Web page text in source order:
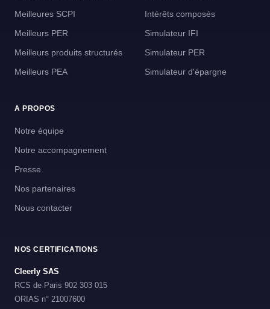
Meilleures SCPI
Meilleurs PER
Meilleurs produits structurés
Meilleurs PEA
Intérêts composés
Simulateur IFI
Simulateur PER
Simulateur d'épargne
A PROPOS
Notre équipe
Notre accompagnement
Presse
Nos partenaires
Nous contacter
NOS CERTIFICATIONS
Cleerly SAS
RCS de Paris 902 303 015
ORIAS n° 21007600